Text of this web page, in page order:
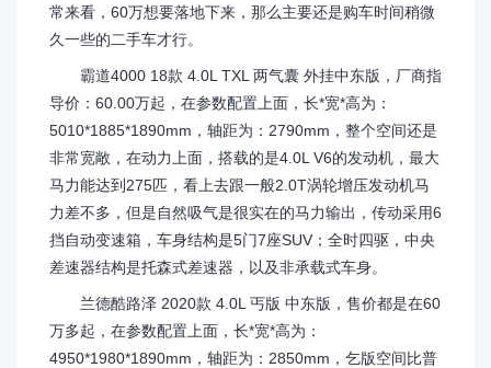
常来看，60万想要落地下来，那么主要还是购车时间稍微
久一些的二手车才行。
霸道4000 18款 4.0L TXL 两气囊 外挂中东版，厂商指
导价：60.00万起，在参数配置上面，长*宽*高为：
5010*1885*1890mm，轴距为：2790mm，整个空间还是
非常宽敞，在动力上面，搭载的是4.0L V6的发动机，最大
马力能达到275匹，看上去跟一般2.0T涡轮增压发动机马
力差不多，但是自然吸气是很实在的马力输出，传动采用6
挡自动变速箱，车身结构是5门7座SUV；全时四驱，中央
差速器结构是托森式差速器，以及非承载式车身。
兰德酷路泽 2020款 4.0L 丐版 中东版，售价都是在60
万多起，在参数配置上面，长*宽*高为：
4950*1980*1890mm，轴距为：2850mm，乞版空间比普